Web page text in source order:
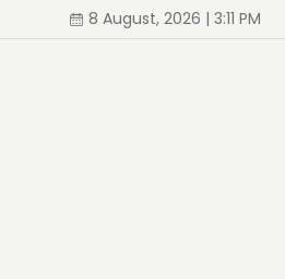
8 August, 2026 | 3:11 PM